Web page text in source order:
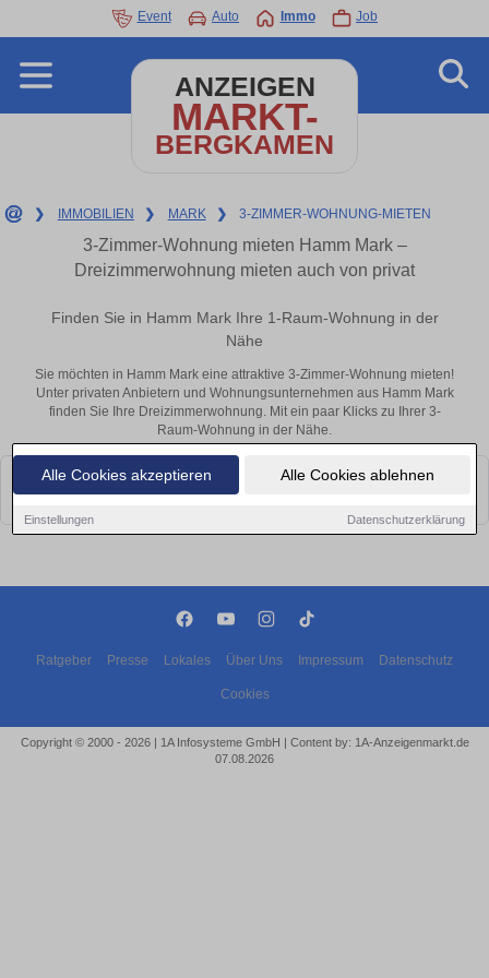
Alle Cookies akzeptieren Alle Cookies ablehnen
Einstellungen Datenschutzerklärung
Event Auto Immo Job
ANZEIGEN
MARKT-
BERGKAMEN
❯ IMMOBILIEN ❯ MARK ❯ 3-ZIMMER-WOHNUNG-MIETEN
3-Zimmer-Wohnung mieten Hamm Mark –
Dreizimmerwohnung mieten auch von privat
Finden Sie in Hamm Mark Ihre 1-Raum-Wohnung in der
Nähe
Sie möchten in Hamm Mark eine attraktive 3-Zimmer-Wohnung mieten!
Unter privaten Anbietern und Wohnungsunternehmen aus Hamm Mark
finden Sie Ihre Dreizimmerwohnung. Mit ein paar Klicks zu Ihrer 3-
Raum-Wohnung in der Nähe.
Leider konnten wir derzeit keine passenden Objekte finden. Schauen Sie
bald wieder vorbei!
Ratgeber Presse Lokales Über Uns Impressum Datenschutz
Cookies
Copyright © 2000 - 2026 | 1A Infosysteme GmbH | Content by: 1A-Anzeigenmarkt.de
07.08.2026